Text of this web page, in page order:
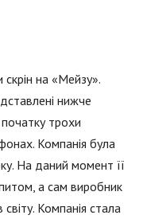
на «Мейзу».
нижче
трохи
Компанія була
На даний момент її
а сам виробник
Компанія стала